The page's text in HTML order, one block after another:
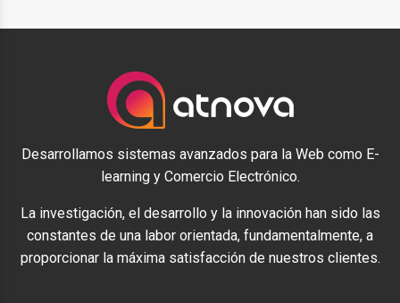
Desarrollamos sistemas avanzados para la Web como E-
learning y Comercio Electrónico.
La investigación, el desarrollo y la innovación han sido las
constantes de una labor orientada, fundamentalmente, a
proporcionar la máxima satisfacción de nuestros clientes.